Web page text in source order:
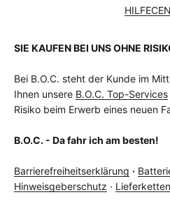
SIE KAUFEN BEI UNS OHNE
Bei B.O.C. steht der Kunde im
Ihnen unsere B.O.C. Top-Services
Risiko beim Erwerb eines neuen
B.O.C. - Da fahr ich am besten!
Barrierefreiheitserklärung ·
Hinweisgeberschutz ·